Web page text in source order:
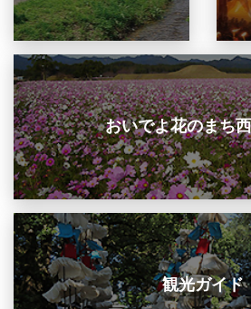
おいでよ花のまち
観光ガイド